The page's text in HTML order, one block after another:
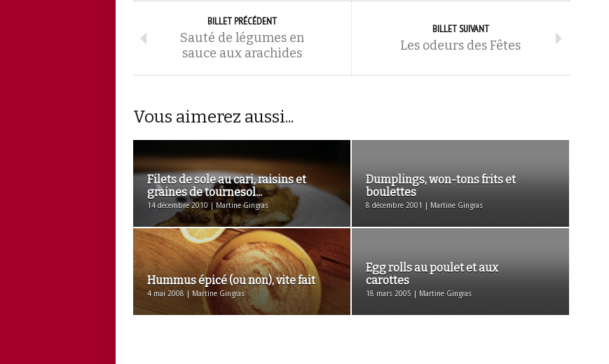
BILLET PRÉCÉDENT
Sauté de légumes en
sauce aux arachides
BILLET SUIVANT
Les odeurs des Fêtes
Vous aimerez aussi...
Filets de sole au cari, raisins et
graines de tournesol...
14 décembre 2010 | Martine Gingras
Dumplings, won-tons frits et
boulettes
8 décembre 2001 | Martine Gingras
Hummus épicé (ou non), vite fait
4 mai 2008 | Martine Gingras
Egg rolls au poulet et aux
carottes
18 mars 2005 | Martine Gingras